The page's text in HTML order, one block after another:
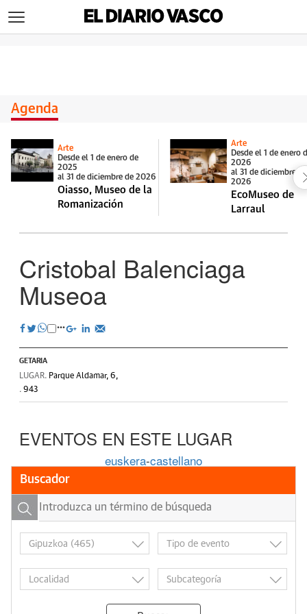
Agenda
Arte
Desde el 1 de enero de
2025
al 31 de diciembre de 2026
Oiasso, Museo de la
Romanización
Arte
Desde el 1 de enero
2026
al 31 de diciembre de
2026
EcoMuseo de
Larraul
Cristobal Balenciaga
Museoa
GETARIA
LUGAR. Parque Aldamar, 6,
. 943
EVENTOS EN ESTE LUGAR
euskera-castellano
Buscador